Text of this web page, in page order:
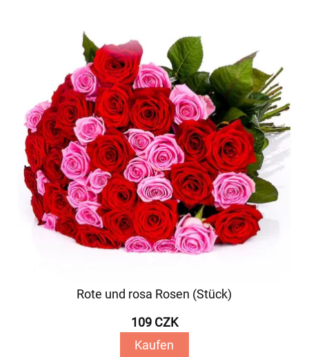
Rote und rosa Rosen (Stück)
109 CZK
Kaufen